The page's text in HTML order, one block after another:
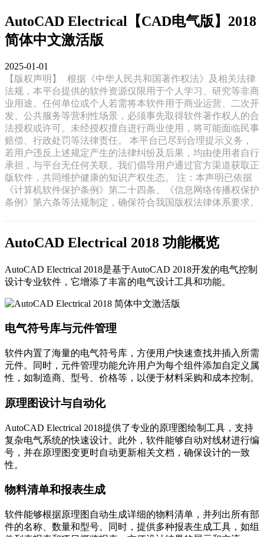
AutoCAD Electrical【CAD电气版】2018
简体中文激活版
2025-01-01
【版权声明】
根据《中华人民共和国著作权法》及相关法律
法规，本平台提供的软件资源仅限用于个人学习、研究等非商
业用途。任何单位或个人若需将本软件用于商业运营、二次开
发、公共服务等营利性场景，必须事先取得软件著作权人的合
法授权或许可。未经授权擅自进行商业使用，将可能面临民事
赔偿、行政处罚等法律责任。 本平台已尽到合理提示义务，
若用户违反上述规定产生的法律纠纷及后果，均由使用者自行
承担，与平台无任何关联。我们倡导用户通过官方渠道获取正
版软件，共同维护健康的知识产权生态。 注：本声明已依据
《计算机软件保护条例》第二十四条、《信息网络传播权保护
条例》第六条等法规制定，确保符合我国版权法律体系要求。
AutoCAD Electrical 2018 功能概览
AutoCAD Electrical 2018是基于AutoCAD 2018开发的电气控制
设计专业软件，它增添了丰富的电气设计工具和功能。
电气符号库与元件管理
软件内置了海量的电气符号库，方便用户快速查找并插入所需
元件。同时，元件管理功能允许用户为每个组件添加自定义属
性，如制造商、型号、价格等，以便于材料采购和成本控制。
原理图设计与自动化
AutoCAD Electrical 2018提供了专业的原理图绘制工具，支持
复杂电气系统的快速设计。此外，软件能够自动对线材进行编
号，并在原理图变更时自动更新相关文档，确保设计的一致
性。
物料清单和报表生成
软件能够根据原理图自动生成详细的物料清单，并列出所有部
件的名称、数量和型号。同时，提供多种报表生成工具，如组